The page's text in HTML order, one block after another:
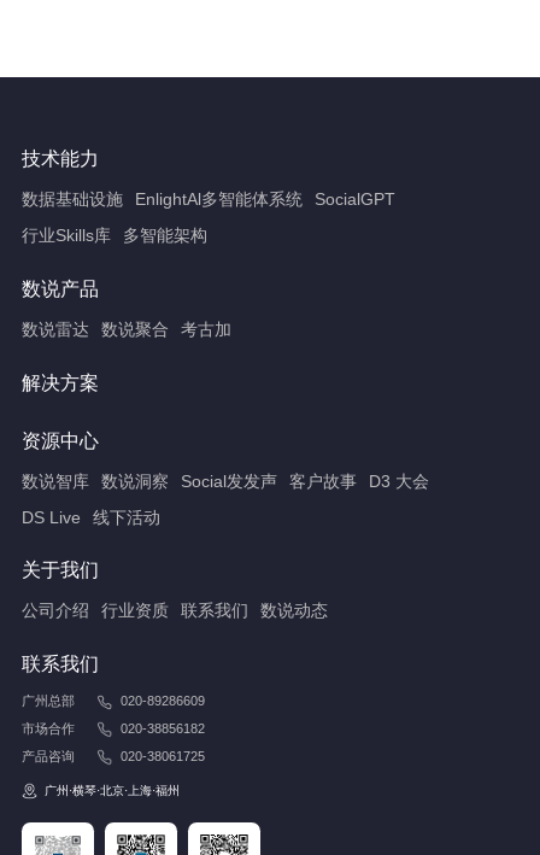
技术能力
数据基础设施 EnlightAl多智能体系统
SocialGPT
行业Skills库
多智能架构
数说产品
数说雷达 数说聚合 考古加
解决方案
资源中心
数说智库 数说洞察 Social发发声 客户故事
D3 大会
DS Live
线下活动
关于我们
公司介绍 行业资质 联系我们 数说动态
联系我们
广州总部
020-89286609
市场合作
020-38856182
产品咨询
020-38061725
广州·横琴·北京·上海·福州